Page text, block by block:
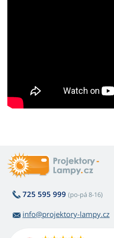
725 595 999 (po-pá 8-16)
info@projektory-lampy.cz